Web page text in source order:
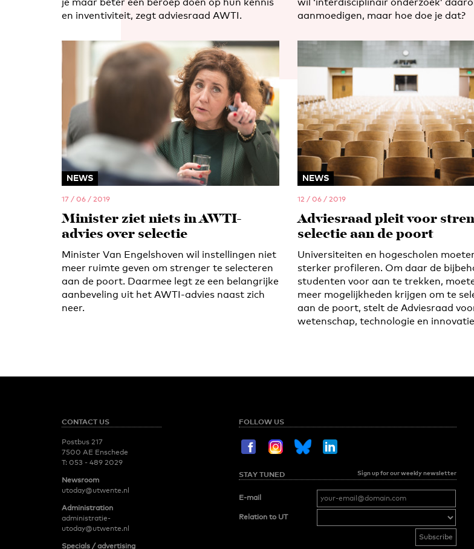
en inventiviteit, zegt adviesraad AWTI.
aanmoedigen, maar hoe doe je dat?
NEWS
17 / 06 / 2019
Minister ziet niets in AWTI-
advies over selectie
Minister Van Engelshoven wil instellingen niet
meer ruimte geven om strenger te selecteren
aan de poort. Daarmee legt ze een belangrijke
aanbeveling uit het AWTI-advies naast zich
neer.
NEWS
12 / 06 / 2019
Adviesraad pleit voor
selectie aan de poort
Universiteiten en hogescholen
sterker profileren. Om daar de
studenten voor aan te trekken,
meer mogelijkheden krijgen om te
aan de poort, stelt de Adviesraad
wetenschap, technologie en
CONTACT US
Postbus 217
7500 AE Enschede
T: 053 - 489 2029
Newsroom
utoday@utwente.nl
Administration
administratie-
utoday@utwente.nl
Specials / advertising
FOLLOW US
STAY TUNED Sign up for our weekly newsletter
E-mail
Relation to UT